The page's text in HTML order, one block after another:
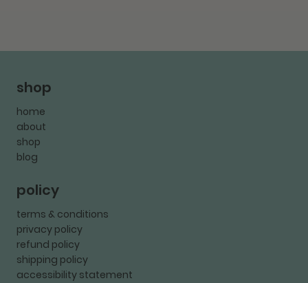
shop
home
about
shop
blog
policy
terms & conditions
privacy policy
refund policy
shipping policy
accessibility statement